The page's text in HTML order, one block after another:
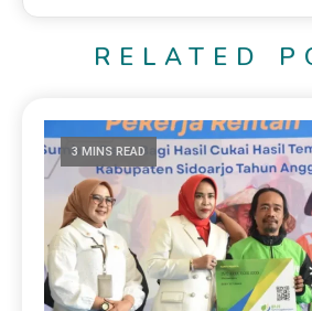
RELATED
3 MINS READ